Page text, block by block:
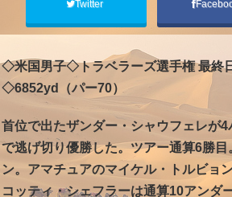
Twitter
◇米国男子◇トラベラーズ選手権 最終
◇6852yd（パー70）
首位で出たザンダー・シャウフェレが
で逃げ切り優勝した。ツアー通算6勝
ン。アマチュアのマイケル・トルビョ
コッティ・シェフラーは通算10アンダ